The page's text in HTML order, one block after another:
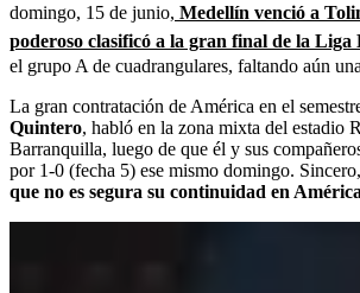
domingo, 15 de junio, Medellín venció a
poderoso clasificó a la gran final de la Liga
el grupo A de cuadrangulares, faltando aún
La gran contratación de América en el
Quintero, habló en la zona mixta del estadio
Barranquilla, luego de que él y sus
por 1-0 (fecha 5) ese mismo domingo.
que no es segura su continuidad en